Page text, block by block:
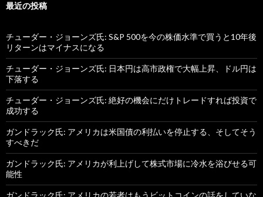
最近の投稿
チューダー・ジョーンズ氏: S&P 500を今の株価水準で買うと10年後
リターンはマイナスになる
チューダー・ジョーンズ氏: 日本円は高市政権で大幅上昇、ドル円は
下落する
チューダー・ジョーンズ氏: 絶好の機会にだけトレードすれば投資で
成功する
ガンドラック氏: アメリカは米国債の利払いを停止する、そしてそう
すべきだ
ガンドラック氏: アメリカが利上げして株式市場に冷水を浴びせる可
能性
ガンドラック氏: アメリカの若者はもうビットコインの話をしていな